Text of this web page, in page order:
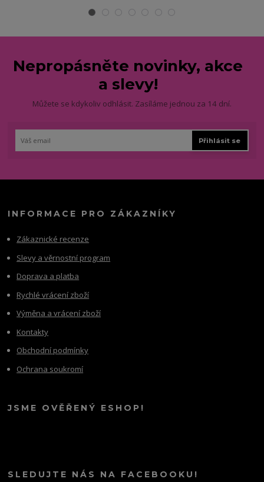
Nepropásněte novinky, akce
a slevy!
Můžete se kdykoliv odhlásit. Zasíláme jednou za 14 dní.
Přihlásit se
INFORMACE PRO ZÁKAZNÍKY
Zákaznické recenze
Slevy a věrnostní program
Doprava a platba
Rychlé vrácení zboží
Výměna a vrácení zboží
Kontakty
Obchodní podmínky
Ochrana soukromí
JSME OVĚŘENÝ ESHOP!
SLEDUJTE NÁS NA FACEBOOKU!